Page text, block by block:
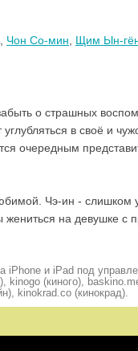
Чон Со-мин Щим Ын-
о страшных
в своё и
очередным
Чэ-ин - слишком
на девушке с
iPhone и iPad под
(киного),
kinokrad.сo (кинокрад).